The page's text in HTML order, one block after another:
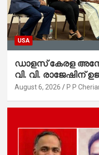
USA
ഡാളസ് കേരള
August 6, 2026 P P